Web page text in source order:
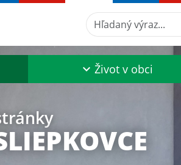
Hľadaný výraz...
Život v obci